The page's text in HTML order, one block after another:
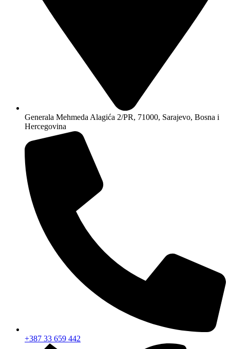
Generala Mehmeda Alagića 2/PR, 71000, Sarajevo, Bosna i
Hercegovina
+387 33 659 442